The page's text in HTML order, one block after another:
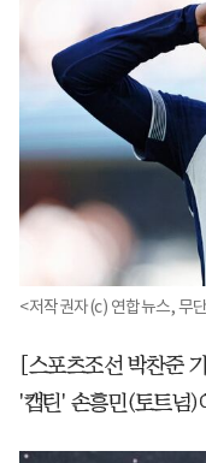
<저작권자(c) 연합뉴스, 무
[스포츠조선 박찬준
'캡틴' 손흥민(토트넘)